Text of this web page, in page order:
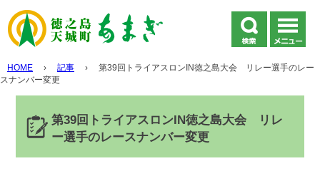
HOME › 記事 ›
第39回トライアスロンIN徳之島大会 リレー選手のレー
スナンバー変更
第39回トライアスロンIN徳之島大会 リレ
ー選手のレースナンバー変更